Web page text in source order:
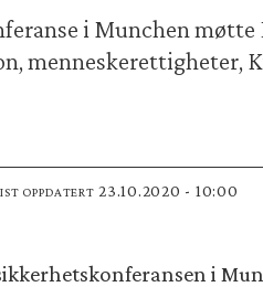
i Munchen
menneskerettigheter,
OPPDATERT 23.10.2020 - 10:00
i